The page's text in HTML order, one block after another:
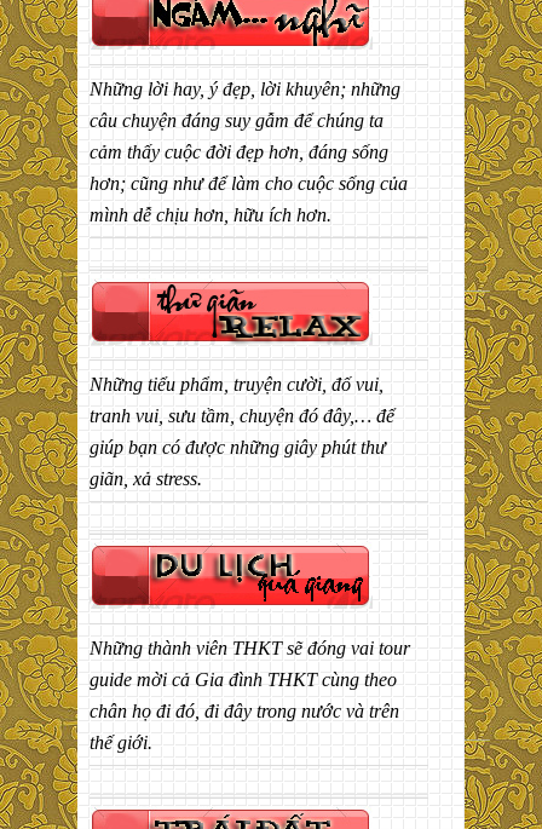
Những lời hay, ý đẹp, lời khuyên; những
câu chuyện đáng suy gẫm để chúng ta
cảm thấy cuộc đời đẹp hơn, đáng sống
hơn; cũng như để làm cho cuộc sống của
mình dễ chịu hơn, hữu ích hơn.
Những tiểu phẩm, truyện cười, đố vui,
tranh vui, sưu tầm, chuyện đó đây,… để
giúp bạn có được những giây phút thư
giãn, xả stress.
Những thành viên THKT sẽ đóng vai tour
guide mời cả Gia đình THKT cùng theo
chân họ đi đó, đi đây trong nước và trên
thế giới.